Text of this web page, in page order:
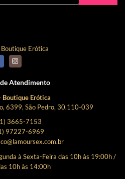
Boutique Erótica
Atendimento
Boutique Erótica
6399, São Pedro, 30.110-039
3665-7153
97227-6969
à Sexta-Feira das 10h às 19:00h /
10h às 14:00h